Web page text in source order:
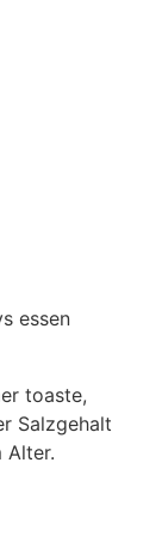
essen
toaste,
Salzgehalt
Alter.